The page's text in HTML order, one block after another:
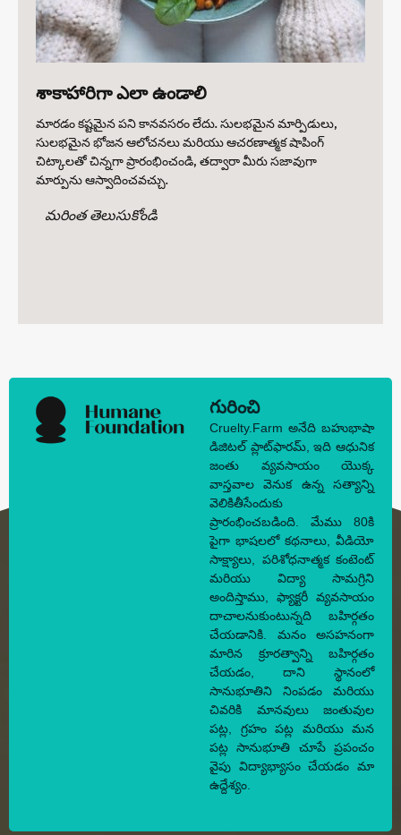
శాకాహారిగా ఎలా ఉండాలి
మారడం కష్టమైన పని కానవసరం లేదు. సులభమైన మార్పిడులు,
సులభమైన భోజన ఆలోచనలు మరియు ఆచరణాత్మక షాపింగ్
చిట్కాలతో చిన్నగా ప్రారంభించండి, తద్వారా మీరు సజావుగా
మార్పును ఆస్వాదించవచ్చు.
మరింత తెలుసుకోండి
గురించి
Cruelty.Farm అనేది బహుభాషా
డిజిటల్ ప్లాట్‌ఫారమ్, ఇది ఆధునిక
జంతు వ్యవసాయం యొక్క
వాస్తవాల వెనుక ఉన్న సత్యాన్ని
వెలికితీసేందుకు
ప్రారంభించబడింది. మేము 80కి
పైగా భాషలలో కథనాలు, వీడియో
సాక్ష్యాలు, పరిశోధనాత్మక కంటెంట్
మరియు విద్యా సామగ్రిని
అందిస్తాము, ఫ్యాక్టరీ వ్యవసాయం
దాచాలనుకుంటున్నది బహిర్గతం
చేయడానికి. మనం అసహనంగా
మారిన క్రూరత్వాన్ని బహిర్గతం
చేయడం, దాని స్థానంలో
సానుభూతిని నింపడం మరియు
చివరికి మానవులు జంతువుల
పట్ల, గ్రహం పట్ల మరియు మన
పట్ల సానుభూతి చూపే ప్రపంచం
వైపు విద్యాభ్యాసం చేయడం మా
ఉద్దేశ్యం.